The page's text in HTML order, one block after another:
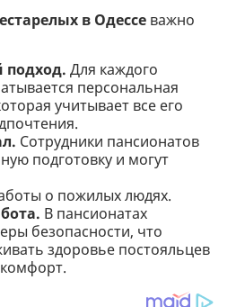
в Одессе важно
Для каждого
персональная
учитывает все его
Сотрудники пансионатов
подготовку и могут
о пожилых людях.
В пансионатах
безопасности, что
здоровье постояльцев